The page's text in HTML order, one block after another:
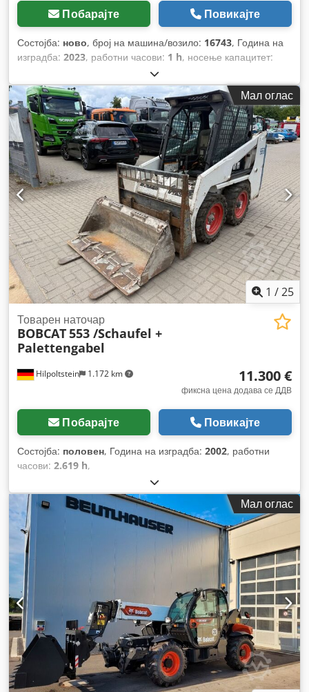
Побарајте Повикајте
Состојба: ново, број на машина/возило: 16743, Година на
изградба: 2023, работни часови: 1 h, носење капацитет:
, висина на подигнување:
подигање:1.545 мм, центар на товарот:500 мм, тип на
гориво:електричен, тип на јарбол:триплекс, градежна
височина:2.130 мм, напон на батеријата:48 V, должина на
вилушките:1.200 мм, големина на предната гума:18x7-8,
димензија на задна гума:15x4,5-8, вкупна тежина:3.140 кг,
Мал оглас
1 /25
Hilpoltstein 1.172 km
Товарен наточар
BOBCAT553 /Schaufel +
Palettengabel
11.300 €
фиксна цена додава се ДДВ
Побарајте Повикајте
Состојба: половен, Година на изградба: 2002, работни
часови: 2.619 h,
Мал оглас